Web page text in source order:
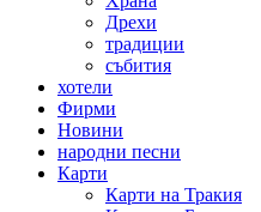
Дрехи
традиции
събития
хотели
Фирми
Новини
народни песни
Карти
Карти на Тракия